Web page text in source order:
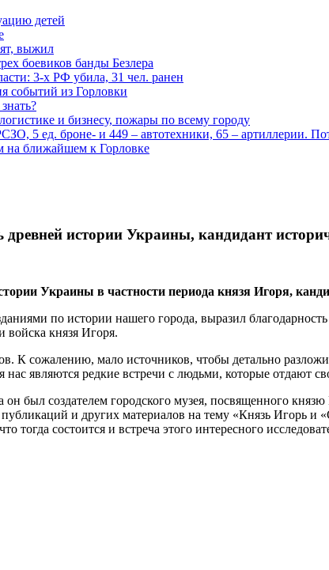
детей
выжил
боевиков банды Безлера
3-х РФ убила, 31 чел. ранен
событий из Горловки
и бизнесу, пожары по всему городу
5 ед. броне- и 449 – автотехники, 65 – артиллерии.
на ближайшем к Горловке
древней истории Украины, кандидант
Украины в частности периода князя Игоря,
по истории нашего города, выразил
войска князя Игоря.
К сожалению, мало источников, чтобы детально
являются редкие встречи с людьми, которые отдают
был создателем городского музея, посвященного
и других материалов на тему «Князь Игорь и
тогда состоится и встреча этого интересного